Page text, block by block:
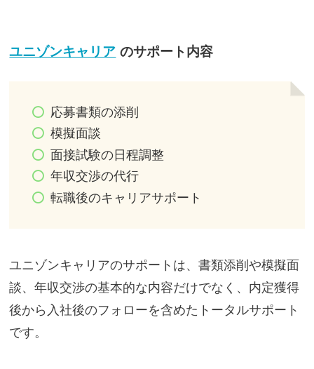
ユニゾンキャリア のサポート内容
応募書類の添削
模擬面談
面接試験の日程調整
年収交渉の代行
転職後のキャリアサポート
ユニゾンキャリアのサポートは、書類添削や模擬面
談、年収交渉の基本的な内容だけでなく、内定獲得
後から入社後のフォローを含めたトータルサポート
です。